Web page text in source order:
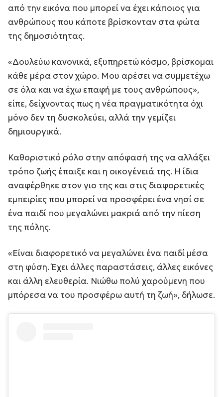
από την εικόνα που μπορεί να έχει κάποιος για
ανθρώπους που κάποτε βρίσκονταν στα φώτα
της δημοσιότητας.
«Δουλεύω κανονικά, εξυπηρετώ κόσμο, βρίσκομαι
κάθε μέρα στον χώρο. Μου αρέσει να συμμετέχω
σε όλα και να έχω επαφή με τους ανθρώπους»,
είπε, δείχνοντας πως η νέα πραγματικότητα όχι
μόνο δεν τη δυσκολεύει, αλλά την γεμίζει
δημιουργικά.
Καθοριστικό ρόλο στην απόφασή της να αλλάξει
τρόπο ζωής έπαιξε και η οικογένειά της. Η ίδια
αναφέρθηκε στον γιο της και στις διαφορετικές
εμπειρίες που μπορεί να προσφέρει ένα νησί σε
ένα παιδί που μεγαλώνει μακριά από την πίεση
της πόλης.
«Είναι διαφορετικό να μεγαλώνει ένα παιδί μέσα
στη φύση. Έχει άλλες παραστάσεις, άλλες εικόνες
και άλλη ελευθερία. Νιώθω πολύ χαρούμενη που
μπόρεσα να του προσφέρω αυτή τη ζωή», δήλωσε.